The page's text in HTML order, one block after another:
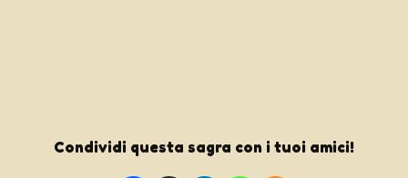
Condividi questa sagra con i tuoi amici!